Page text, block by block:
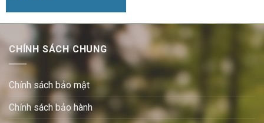
CHÍNH SÁCH CHUNG
Chính sách bảo mật
Chính sách bảo hành